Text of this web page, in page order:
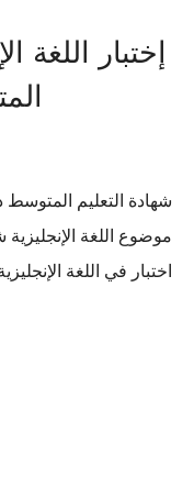
إختبار اللغة
شهادة التعليم المتوسط دورة 2008 - إختبار اللغة
اختبار في اللغة